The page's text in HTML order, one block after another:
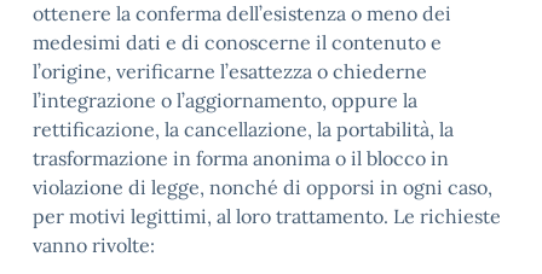
ottenere la conferma dell’esistenza o meno dei
medesimi dati e di conoscerne il contenuto e
l’origine, verificarne l’esattezza o chiederne
l’integrazione o l’aggiornamento, oppure la
rettificazione, la cancellazione, la portabilità, la
trasformazione in forma anonima o il blocco in
violazione di legge, nonché di opporsi in ogni caso,
per motivi legittimi, al loro trattamento. Le richieste
vanno rivolte: